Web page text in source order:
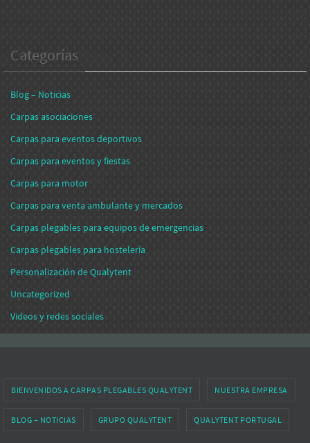
Categorías
Blog – Noticias
Carpas asociaciones
Carpas para eventos deportivos
Carpas para eventos y fiestas
Carpas para motor
Carpas para venta ambulante y mercados
Carpas plegables para equipos de emergencias
Carpas plegables para hostelería
Personalización de Qualytent
Uncategorized
Videos y redes sociales
BIENVENIDOS A CARPAS PLEGABLES QUALYTENT NUESTRA EMPRESA
BLOG – NOTICIAS GRUPO QUALYTENT QUALYTENT PORTUGAL